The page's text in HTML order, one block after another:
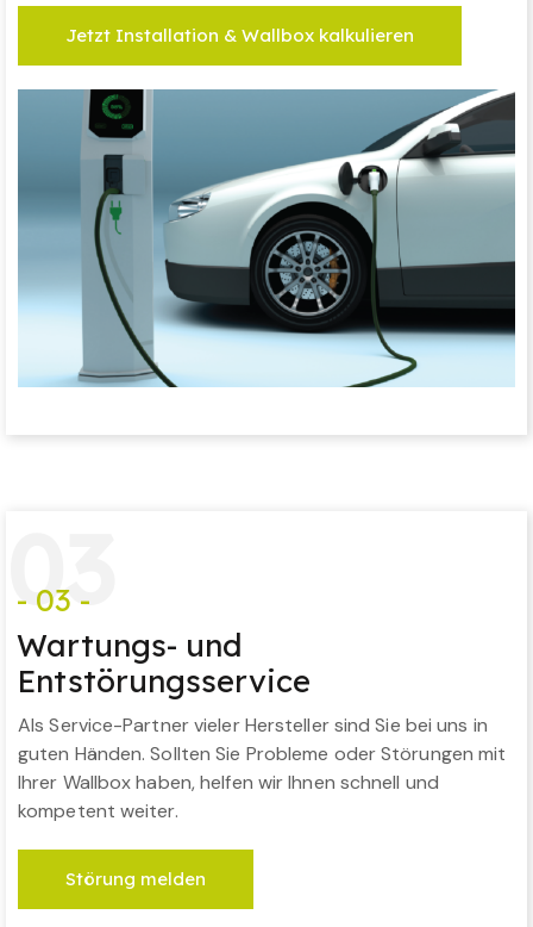
Jetzt Installation & Wallbox kalkulieren
03
- 03 -
Wartungs- und
Entstörungsservice
Als Service-Partner vieler Hersteller sind Sie bei uns in
guten Händen. Sollten Sie Probleme oder Störungen mit
Ihrer Wallbox haben, helfen wir Ihnen schnell und
kompetent weiter.
Störung melden